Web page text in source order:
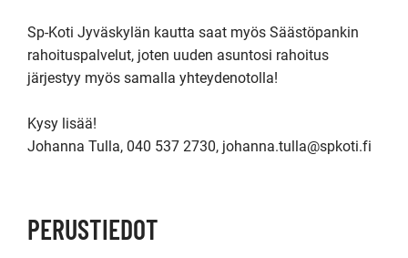
Sp-Koti Jyväskylän kautta saat myös Säästöpankin
rahoituspalvelut, joten uuden asuntosi rahoitus
järjestyy myös samalla yhteydenotolla!
Kysy lisää!
Johanna Tulla, 040 537 2730, johanna.tulla@spkoti.fi
PERUSTIEDOT